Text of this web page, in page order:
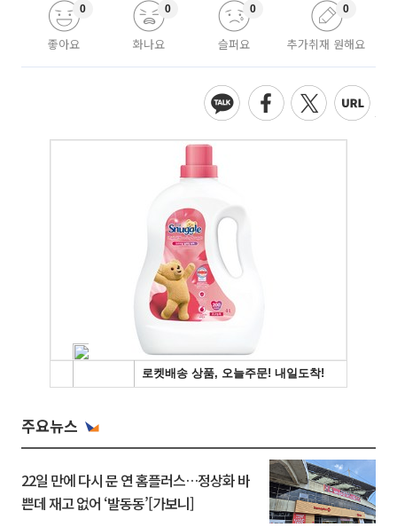
좋아요
0
화나요
0
슬퍼요
0
추가취재 원해요
0
주요뉴스
22일 만에 다시 문 연 홈플러스…정상화 바
쁜데 재고 없어 ‘발동동’[가보니]